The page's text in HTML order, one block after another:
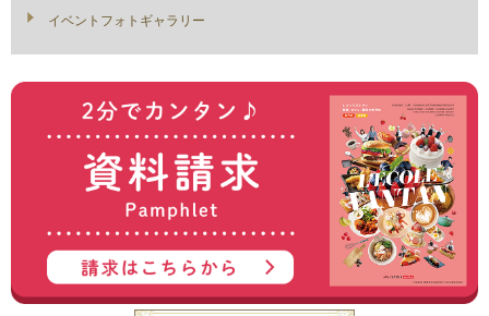
イベントフォトギャラリー